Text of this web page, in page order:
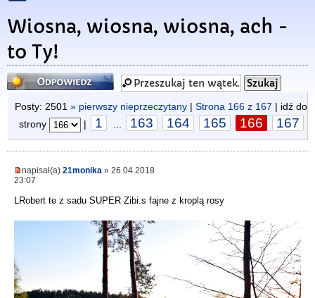
Wiosna, wiosna, wiosna, ach -
to Ty!
Odpowiedz
Posty: 2501 » pierwszy nieprzeczytany | Strona 166 z 167 | idź do
strony
| 1 163 164 165 166 167
napisał(a) 21monika » 26.04.2018
23:07
LRobert te z sadu SUPER Zibi.s fajne z kroplą rosy